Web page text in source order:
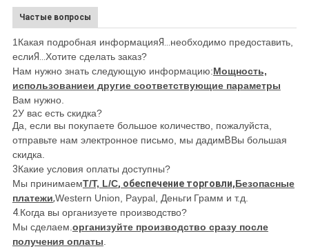
Частые вопросы
1Какая подробная информацияЯ... необходимо предоставить,
еслиЯ... Хотите сделать заказ?
Нам нужно знать следующую информацию:Мощность,
использованиеи другие соответствующие параметры
Вам нужно.
2У вас есть скидка?
Да, если вы покупаете большое количество, пожалуйста,
отправьте нам электронное письмо, мы дадимВВы большая
скидка.
3Какие условия оплаты доступны?
Мы принимаемT/T, L/C, обеспечение торговли,Безопасные
платежи,Western Union, Paypal, Деньги Грамм и т.д.
4. Когда вы организуете производство?
Мы сделаем. организуйте производство сразу после
получения оплаты